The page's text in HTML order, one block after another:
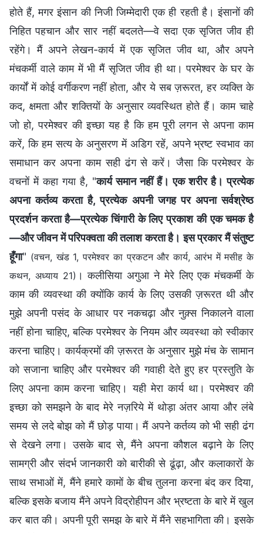
होते हैं, मगर इंसान की निजी जिम्मेदारी एक ही रहती है। इंसानों की
निहित पहचान और सार नहीं बदलते—वे सदा एक सृजित जीव ही
रहेंगे। मैं अपने लेखन-कार्य में एक सृजित जीव था, और अपने
मंचकर्मी वाले काम में भी मैं सृजित जीव ही था। परमेश्वर के घर के
कार्यों में कोई वर्गीकरण नहीं होता, और ये सब ज़रूरत, हर व्यक्ति के
कद, क्षमता और शक्तियों के अनुसार व्यवस्थित होते हैं। काम चाहे
जो हो, परमेश्वर की इच्छा यह है कि हम पूरी लगन से अपना काम
करें, कि हम सत्य के अनुसरण में अडिग रहें, अपने भ्रष्ट स्वभाव का
समाधान कर अपना काम सही ढंग से करें। जैसा कि परमेश्वर के
वचनों में कहा गया है, "कार्य समान नहीं हैं। एक शरीर है। प्रत्येक
अपना कर्तव्य करता है, प्रत्येक अपनी जगह पर अपना सर्वश्रेष्ठ
प्रदर्शन करता है—प्रत्येक चिंगारी के लिए प्रकाश की एक चमक है
—और जीवन में परिपक्वता की तलाश करता है। इस प्रकार मैं संतुष्ट
हूँगा" (वचन, खंड 1, परमेश्वर का प्रकटन और कार्य, आरंभ में मसीह के
कथन, अध्याय 21) । कलीसिया अगुआ ने मेरे लिए एक मंचकर्मी के
काम की व्यवस्था की क्योंकि कार्य के लिए उसकी ज़रूरत थी और
मुझे अपनी पसंद के आधार पर नकचढ़ा और नुक़्स निकालने वाला
नहीं होना चाहिए, बल्कि परमेश्वर के नियम और व्यवस्था को स्वीकार
करना चाहिए। कार्यक्रमों की ज़रूरत के अनुसार मुझे मंच के सामान
को सजाना चाहिए और परमेश्वर की गवाही देते हुए हर प्रस्तुति के
लिए अपना काम करना चाहिए। यही मेरा कार्य था। परमेश्वर की
इच्छा को समझने के बाद मेरे नज़रिये में थोड़ा अंतर आया और लंबे
समय से लदे बोझ को मैं छोड़ पाया। मैं अपने कर्तव्य को भी सही ढंग
से देखने लगा। उसके बाद से, मैंने अपना कौशल बढ़ाने के लिए
सामग्री और संदर्भ जानकारी को बारीकी से ढूंढ़ा, और कलाकारों के
साथ सभाओं में, मैंने हमारे कामों के बीच तुलना करना बंद कर दिया,
बल्कि इसके बजाय मैंने अपने विद्रोहीपन और भ्रष्टता के बारे में खुल
कर बात की। अपनी पूरी समझ के बारे में मैंने सहभागिता की। इसके